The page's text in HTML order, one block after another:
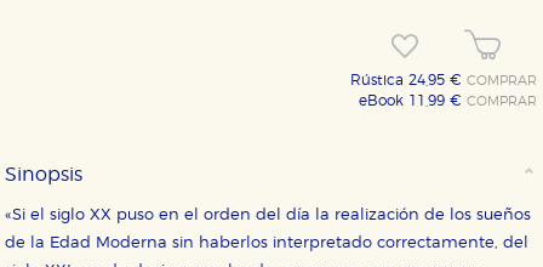
Rústica 24,95 €COMPRAR
eBook 11,99 €COMPRAR
Sinopsis
«Si el siglo XX puso en el orden del día la realización de los sueños
de la Edad Moderna sin haberlos interpretado correctamente, del